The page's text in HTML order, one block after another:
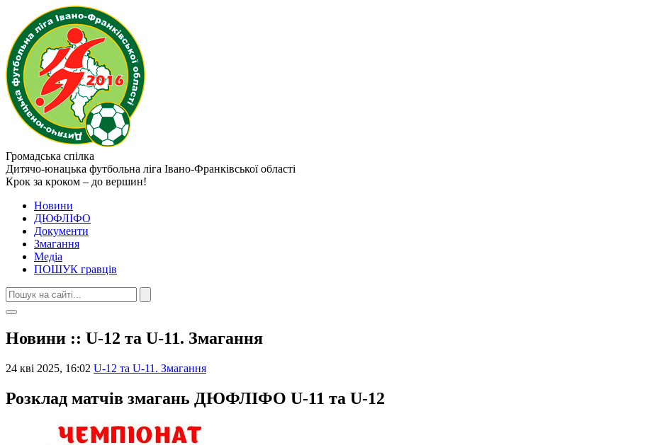
Громадська спілка
Дитячо-юнацька футбольна ліга Івано-Франківської області
Крок за кроком – до вершин!
Новини
ДЮФЛІФО
Документи
Змагання
Медіа
ПОШУК гравців
Новини :: U-12 та U-11. Змагання
24 кві 2025, 16:02 U-12 та U-11. Змагання
Розклад матчів змагань ДЮФЛІФО U-11 та U-12